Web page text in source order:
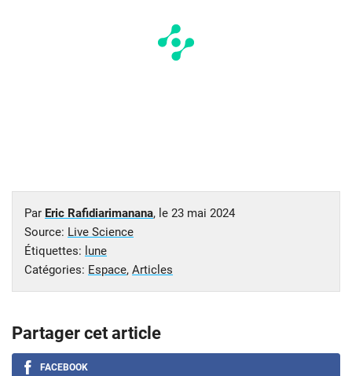
Par Eric Rafidiarimanana, le 23 mai 2024
Source: Live Science
Étiquettes: lune
Catégories: Espace, Articles
Partager cet article
FACEBOOK